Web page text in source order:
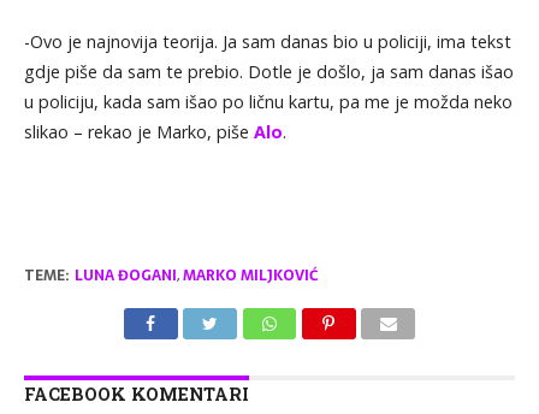
-Ovo je najnovija teorija. Ja sam danas bio u policiji, ima tekst
gdje piše da sam te prebio. Dotle je došlo, ja sam danas išao
u policiju, kada sam išao po ličnu kartu, pa me je možda neko
slikao – rekao je Marko, piše Alo.
TEME: LUNA ĐOGANI,MARKO MILJKOVIĆ
FACEBOOK KOMENTARI